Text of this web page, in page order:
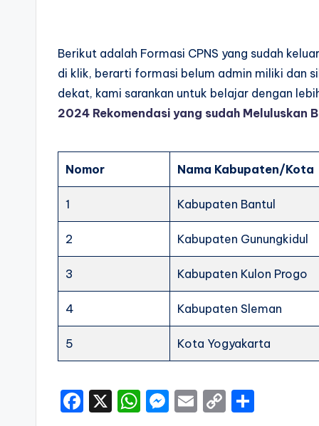
Berikut adalah Formasi CPNS yang sudah
di klik, berarti formasi belum admin miliki dan
dekat, kami sarankan untuk belajar dengan
2024 Rekomendasi yang sudah Meluluskan
Nomor Nama Kabupaten/Kota
1 Kabupaten Bantul
2 Kabupaten Gunungkidul
3 Kabupaten Kulon Progo
4 Kabupaten Sleman
5 Kota Yogyakarta
F
X
W M E
C